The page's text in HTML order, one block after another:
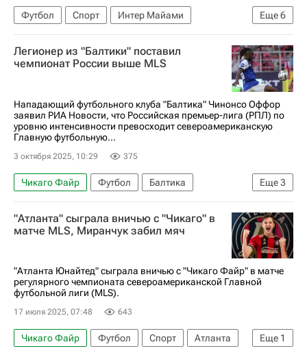
Еще6
Футбол Спорт
Интер Майами
Нью-Ингленд Революшн
Жорди Альба
Лионель Месси
Алексей Миранчук
Интер
Легионер из "Балтики" поставил
чемпионат России выше MLS
Нападающий футбольного клуба "Балтика" Чинонсо Оффор
заявил РИА Новости, что Российская премьер-лига (РПЛ) по
уровню интенсивности превосходит североамериканскую
Главную футбольную...
3 октября 2025, 10:29 375
Еще3
Чикаго Файр Футбол
Балтика
Major League Soccer 2025
РПЛ 2026-2027 (Чемпионат России по футболу)
"Атланта" сыграла вничью с "Чикаго" в
матче MLS, Миранчук забил мяч
"Атланта Юнайтед" сыграла вничью с "Чикаго Файр" в матче
регулярного чемпионата североамериканской Главной
футбольной лиги (MLS).
17 июля 2025, 07:48 643
Еще 1
Чикаго Файр Футбол Спорт
Атланта